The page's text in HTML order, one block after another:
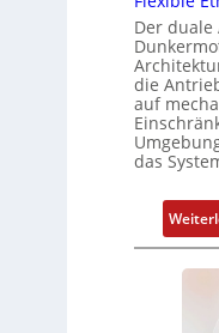
Der duale
die
auf
das